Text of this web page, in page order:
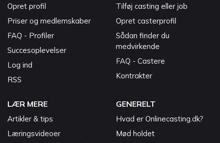
Opret profil
Priser og medlemskaber
FAQ - Profiler
Succesoplevelser
Log ind
RSS
Tilføj casting eller job
Opret casterprofil
Sådan finder du
medvirkende
FAQ - Castere
Kontrakter
LÆR MERE
Artikler & tips
Læringsvideoer
GENERELT
Hvad er Onlinecasting.dk?
Mød holdet